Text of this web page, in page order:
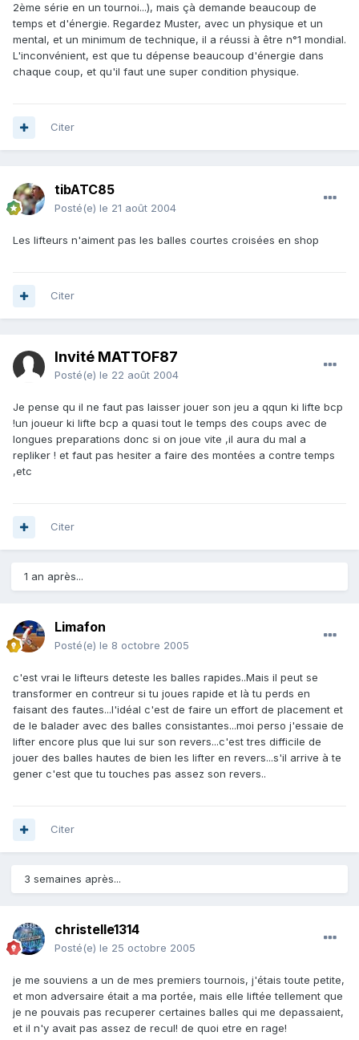
2ème série en un tournoi...), mais çà demande beaucoup de
temps et d'énergie. Regardez Muster, avec un physique et un
mental, et un minimum de technique, il a réussi à être n°1 mondial.
L'inconvénient, est que tu dépense beaucoup d'énergie dans
chaque coup, et qu'il faut une super condition physique.
Citer
tibATC85
Posté(e) le 21 août 2004
Les lifteurs n'aiment pas les balles courtes croisées en shop
Citer
Invité MATTOF87
Posté(e) le 22 août 2004
Je pense qu il ne faut pas laisser jouer son jeu a qqun ki lifte bcp
!un joueur ki lifte bcp a quasi tout le temps des coups avec de
longues preparations donc si on joue vite ,il aura du mal a
repliker ! et faut pas hesiter a faire des montées a contre temps
,etc
Citer
1 an après...
Limafon
Posté(e) le 8 octobre 2005
c'est vrai le lifteurs deteste les balles rapides..Mais il peut se
transformer en contreur si tu joues rapide et là tu perds en
faisant des fautes...l'idéal c'est de faire un effort de placement et
de le balader avec des balles consistantes...moi perso j'essaie de
lifter encore plus que lui sur son revers...c'est tres difficile de
jouer des balles hautes de bien les lifter en revers...s'il arrive à te
gener c'est que tu touches pas assez son revers..
Citer
3 semaines après...
christelle1314
Posté(e) le 25 octobre 2005
je me souviens a un de mes premiers tournois, j'étais toute petite,
et mon adversaire était a ma portée, mais elle liftée tellement que
je ne pouvais pas recuperer certaines balles qui me depassaient,
et il n'y avait pas assez de recul! de quoi etre en rage!